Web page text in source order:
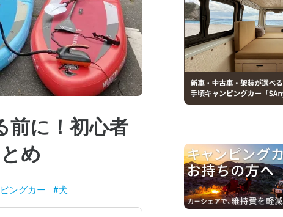
前に！初心者
め
ングカー #犬